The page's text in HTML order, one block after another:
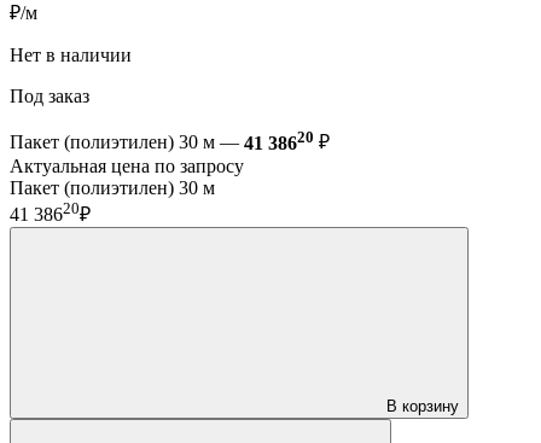
₽/м
Нет в наличии
Под заказ
Пакет (полиэтилен) 30 м — 41 38620 ₽
Актуальная цена по запросу
Пакет (полиэтилен) 30 м
41 38620₽
В корзину